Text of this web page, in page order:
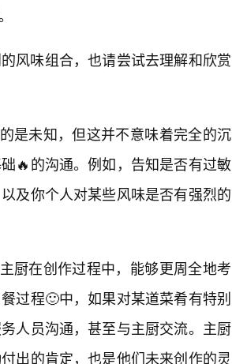
风味组合，也请尝试去理解和欣赏
是未知，但这并不意味着完全的沉
🔥的沟通。例如，告知是否有过敏
及你个人对某些风味是否有强烈的
厨在创作过程中，能够更周全地考
过程🙂中，如果对某道菜肴有特别
人员沟通，甚至与主厨交流。主厨
出的肯定，也是他们未来创作的灵